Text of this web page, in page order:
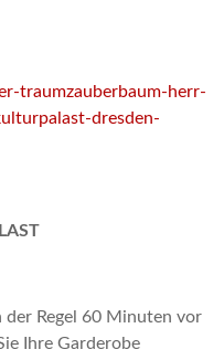
traumzauberbaum-herr-
dresden-
der Regel 60 Minuten vor
Ihre Garderobe